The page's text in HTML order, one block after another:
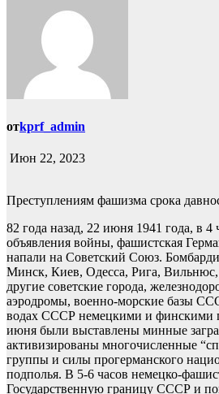
отkprf_admin
Июн 22, 2023
Преступлениям фашизма срока
82 года назад, 22 июня 1941 года, в 4
объявления войны, фашистская
напали на Советский Союз.
Минск, Киев, Одесса, Рига, Вильнюс,
другие советские города,
аэродромы, военно-морские базы
водах СССР немецкими и финскими
июня были выставлены минные
активизированы многочисленные
группы и силы прогерманского
подполья. В 5-6 часов немецко-
Государственную границу СССР и